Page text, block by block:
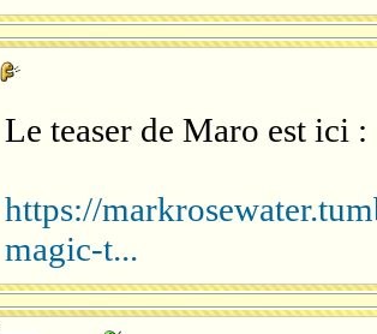
Le teaser de Maro est ici :
https://
magic-t...